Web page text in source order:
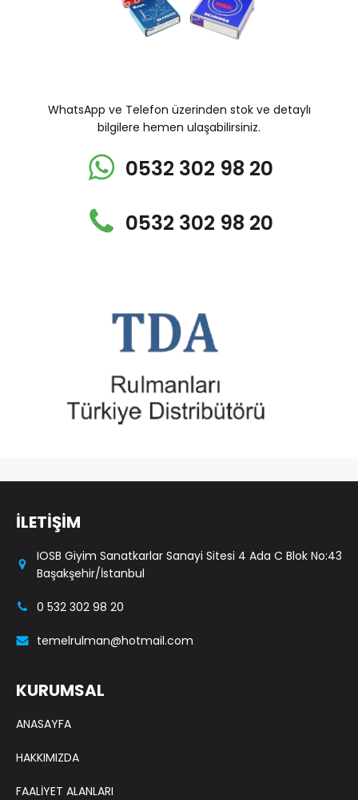
WhatsApp ve Telefon üzerinden stok ve detaylı
bilgilere hemen ulaşabilirsiniz.
0532 302 98 20
0532 302 98 20
İLETİŞİM
IOSB Giyim Sanatkarlar Sanayi Sitesi 4 Ada C Blok No:43
Başakşehir/İstanbul
0 532 302 98 20
temelrulman@hotmail.com
KURUMSAL
ANASAYFA
HAKKIMIZDA
FAALİYET ALANLARI